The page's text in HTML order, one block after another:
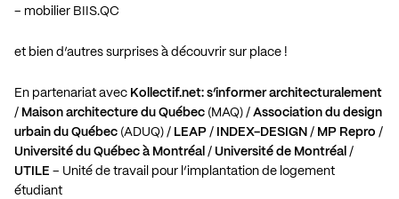
– mobilier BIIS.QC
et bien d’autres surprises à découvrir sur place !
En partenariat avec Kollectif.net: s’informer architecturalement
/ Maison architecture du Québec (MAQ) / Association du design
urbain du Québec (ADUQ) / LEAP / INDEX-DESIGN / MP Repro /
Université du Québec à Montréal / Université de Montréal /
UTILE – Unité de travail pour l’implantation de logement
étudiant